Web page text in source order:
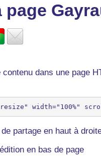
page
dans une page
partage en haut à
en bas de page